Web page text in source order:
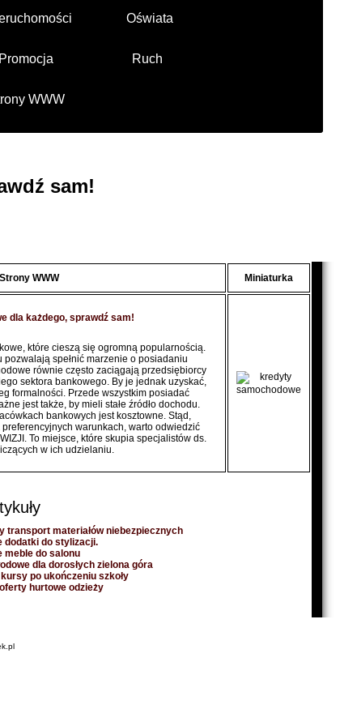
Oświata
Promocja Ruch
WWW
sam!
WWW Miniaturka
dla każdego, sprawdź sam!
które cieszą się ogromną popularnością.
pozwalają spełnić marzenie o posiadaniu
równie często zaciągają przedsiębiorcy
sektora bankowego. By je jednak uzyskać,
formalności. Przede wszystkim posiadać
jest także, by mieli stałe źródło dochodu.
bankowych jest kosztowne. Stąd,
warunkach, warto odwiedzić
To miejsce, które skupia specjalistów ds.
w ich udzielaniu.
transport materiałów niebezpiecznych
dodatki do stylizacji.
meble do salonu
dla dorosłych zielona góra
po ukończeniu szkoły
hurtowe odzieży